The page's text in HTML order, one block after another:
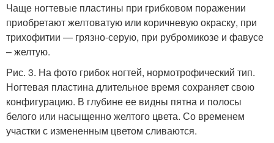
Чаще ногтевые пластины при грибковом поражении
приобретают желтоватую или коричневую окраску, при
трихофитии — грязно-серую, при рубромикозе и фавусе
– желтую.
Рис. 3. На фото грибок ногтей, нормотрофический тип.
Ногтевая пластина длительное время сохраняет свою
конфигурацию. В глубине ее видны пятна и полосы
белого или насыщенно желтого цвета. Со временем
участки с измененным цветом сливаются.